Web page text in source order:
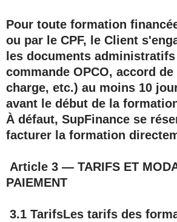
Pour toute formation
ou par le CPF, le Client
les documents
commande OPCO, accord
charge, etc.) au moins 10
avant le début de la
À défaut, SupFinance se
facturer la formation
Article 3 — TARIFS ET
PAIEMENT
3.1 TarifsLes tarifs des